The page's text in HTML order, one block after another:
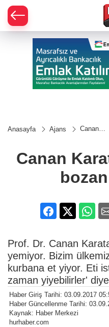
Anasayfa Ajans
Canan
bozan
tavsiye
Canan
Prof. Dr. Canan
yemiyor. Bizim
kurbana et yiyor. Eti
zaman yiyebilirler'
Haber Giriş Tarihi: 03.09.2017
Haber Güncellenme Tarihi:
Kaynak: Haber Merkezi
hurhaber.com